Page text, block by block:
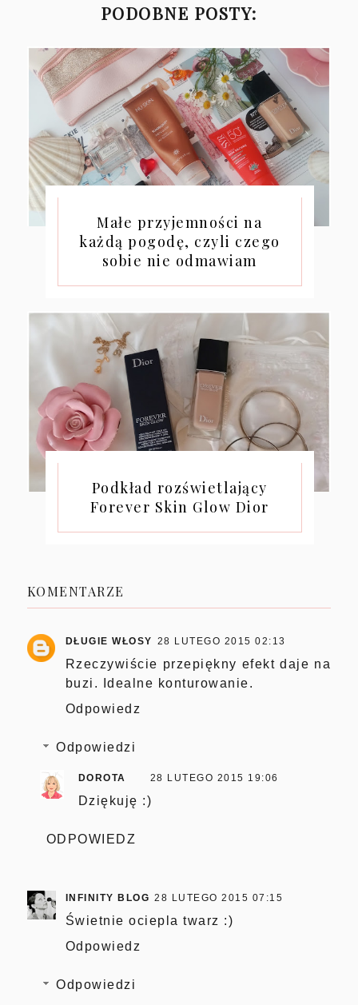
PODOBNE POSTY:
Małe przyjemności na
każdą pogodę, czyli czego
sobie nie odmawiam
Podkład rozświetlający
Forever Skin Glow Dior
KOMENTARZE
DŁUGIE WŁOSY 28 LUTEGO 2015 02:13
Rzeczywiście przepiękny efekt daje na
buzi. Idealne konturowanie.
Odpowiedz
Odpowiedzi
DOROTA 28 LUTEGO 2015 19:06
Dziękuję :)
ODPOWIEDZ
INFINITY BLOG 28 LUTEGO 2015 07:15
Świetnie ociepla twarz :)
Odpowiedz
Odpowiedzi